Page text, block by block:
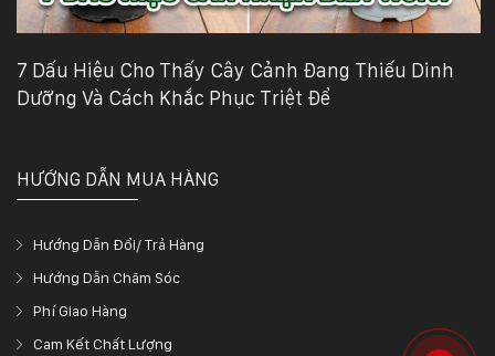
7 Dấu Hiệu Cho Thấy Cây Cảnh Đang Thiếu Dinh
Dưỡng Và Cách Khắc Phục Triệt Để
HƯỚNG DẪN MUA HÀNG
Hướng Dẫn Đổi/ Trả Hàng
Hướng Dẫn Chăm Sóc
Phí Giao Hàng
Cam Kết Chất Lượng